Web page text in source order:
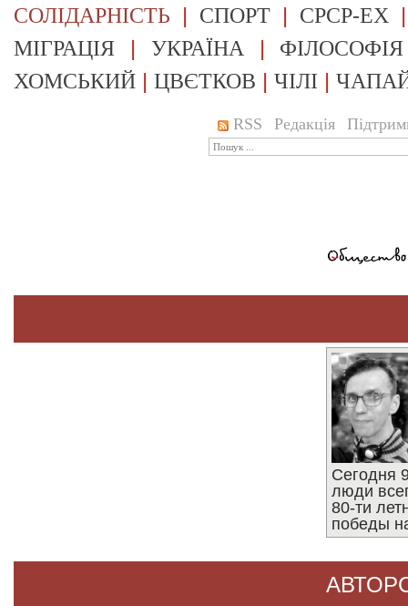
СОЛІДАРНІСТЬ | СПОРТ | СРСР-EX
МІГРАЦІЯ | УКРАЇНА | ФІЛОСОФІЯ
ХОМСЬКИЙ | ЦВЄТКОВ | ЧІЛІ |
RSS Редакція
Сегодня
люди
80-ти
победы